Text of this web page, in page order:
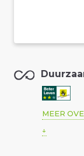
MEER